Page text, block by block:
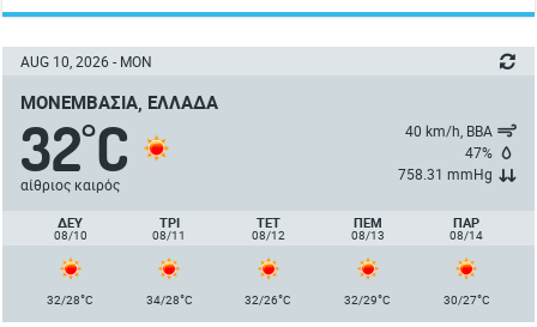
AUG 10, 2026 - MON
ΜΟΝΕΜΒΑΣΙΆ, ΕΛΛΆΔΑ
32°C
αίθριος καιρός
40 km/h, ΒΒΑ
47%
758.31 mmHg
ΔΕΥ
08/10
ΤΡΙ
08/11
ΤΕΤ
08/12
ΠΈΜ
08/13
ΠΑΡ
08/14
32/28°C 34/28°C 32/26°C 32/29°C 30/27°C